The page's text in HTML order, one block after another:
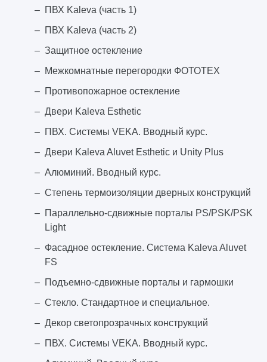
ПВХ Kaleva (часть 1)
ПВХ Kaleva (часть 2)
Защитное остекление
Межкомнатные перегородки ФОТОТЕХ
Противопожарное остекление
Двери Kaleva Esthetic
ПВХ. Системы VEKA. Вводный курс.
Двери Kaleva Aluvet Esthetic и Unity Plus
Алюминий. Вводный курс.
Степень термоизоляции дверных конструкций
Параллельно-сдвижные порталы PS/PSK/PSK
Light
Фасадное остекление. Система Kaleva Aluvet
FS
Подъемно-сдвижные порталы и гармошки
Стекло. Стандартное и специальное.
Декор светопрозрачных конструкций
ПВХ. Системы VEKA. Вводный курс.